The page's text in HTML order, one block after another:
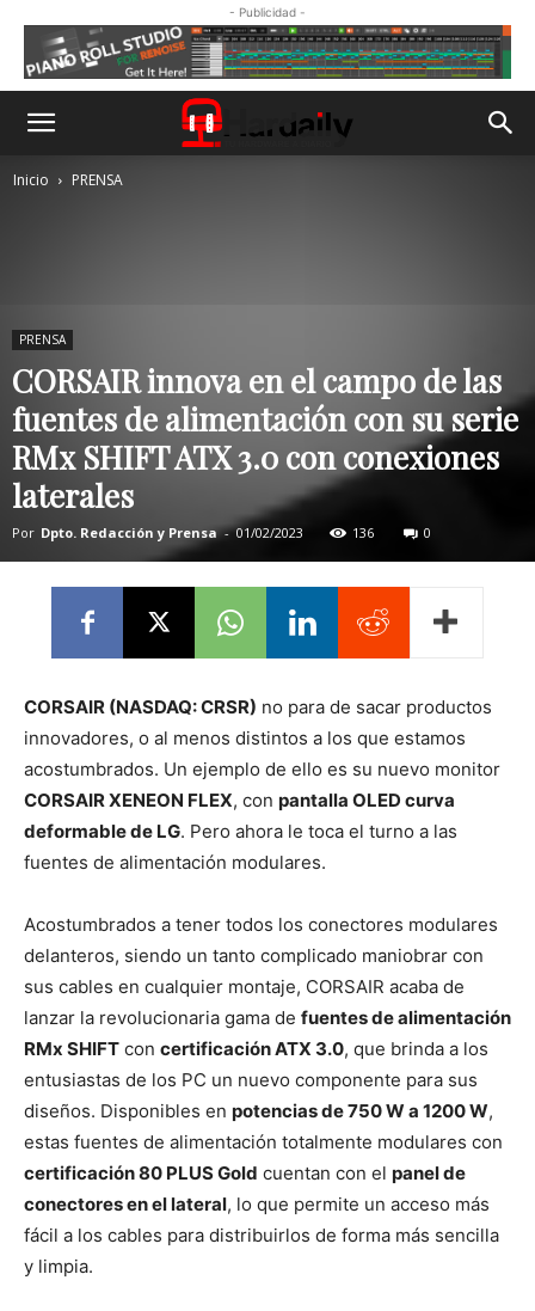
- Publicidad -
Inicio PRENSA
PRENSA
CORSAIR innova en el campo de las
fuentes de alimentación con su serie
RMx SHIFT ATX 3.0 con conexiones
laterales
Por Dpto. Redacción y Prensa - 01/02/2023 136 0
CORSAIR (NASDAQ: CRSR) no para de sacar productos
innovadores, o al menos distintos a los que estamos
acostumbrados. Un ejemplo de ello es su nuevo monitor
CORSAIR XENEON FLEX, con pantalla OLED curva
deformable de LG. Pero ahora le toca el turno a las
fuentes de alimentación modulares.
Acostumbrados a tener todos los conectores modulares
delanteros, siendo un tanto complicado maniobrar con
sus cables en cualquier montaje, CORSAIR acaba de
lanzar la revolucionaria gama de fuentes de alimentación
RMx SHIFT con certificación ATX 3.0, que brinda a los
entusiastas de los PC un nuevo componente para sus
diseños. Disponibles en potencias de 750 W a 1200 W,
estas fuentes de alimentación totalmente modulares con
certificación 80 PLUS Gold cuentan con el panel de
conectores en el lateral, lo que permite un acceso más
fácil a los cables para distribuirlos de forma más sencilla
y limpia.